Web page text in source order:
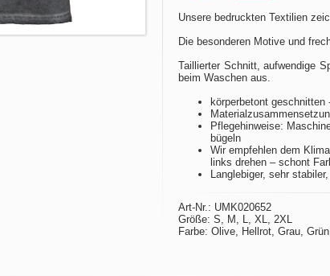
Unsere bedruckten Textilien
Die besonderen Motive und
Taillierter Schnitt, aufwendige
beim Waschen aus.
körperbetont
Pflegehinweise:
bügeln
Wir empfehlen dem
links drehen – schont
Langlebiger, sehr
Art-Nr.: UMK020652
Größe: S, M, L, XL, 2XL
Farbe: Olive, Hellrot, Grau,